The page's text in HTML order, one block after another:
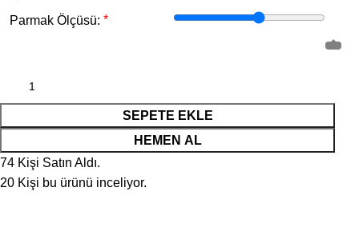
Parmak Ölçüsü: *
SEPETE EKLE
HEMEN AL
74 Kişi Satın Aldı.
20 Kişi bu ürünü inceliyor.